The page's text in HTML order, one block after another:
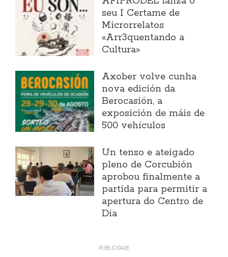
seu I Certame de
Microrrelatos
«Arr3quentando a
Cultura»
Axober volve cunha
nova edición da
Berocasión, a
exposición de máis de
500 vehículos
Un tenso e ateigado
pleno de Corcubión
aprobou finalmente a
partida para permitir a
apertura do Centro de
Día